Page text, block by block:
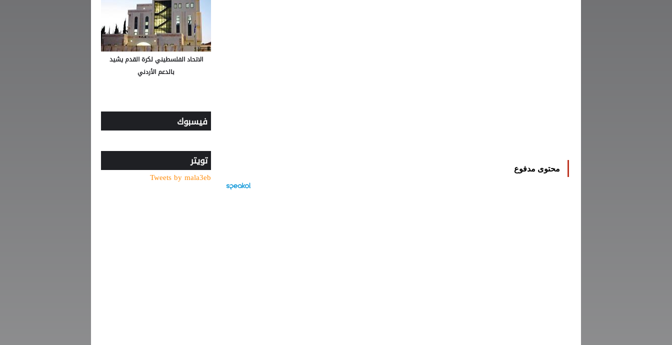
محتوى مدفوع
الاتحاد الفلسطيني لكرة القدم يشيد
بالدعم الأردني
فيسبوك
تويتر
Tweets by mala3eb